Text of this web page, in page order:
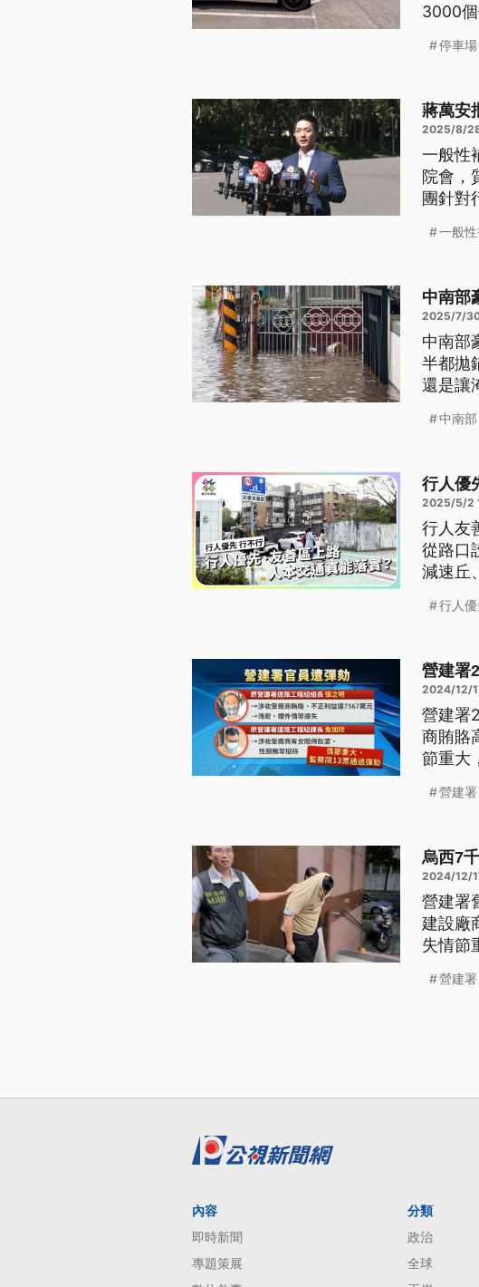
3000個
停車場
蔣萬安
2025/8/
一般性
院會，
團針對
前，
一般
中南部
2025/7/
中南部
半都拋
還是讓
中南部
行人優
2025/5/2
行人友
從路口
減速丘
行人
營建署
2024/12/
營建署
商賄賂
節重大
營建署
烏西7
2024/12/
營建署
建設廠
失情節
營建署
內容
即時新聞
專題策展
分類
政治
全球